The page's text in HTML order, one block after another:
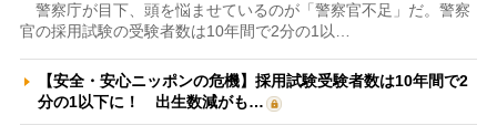
警察庁が目下、頭を悩ませているのが「警察官不足」だ。警察
官の採用試験の受験者数は10年間で2分の1以…
【安全・安心ニッポンの危機】採用試験受験者数は10年間で2
分の1以下に！ 出生数減がも…